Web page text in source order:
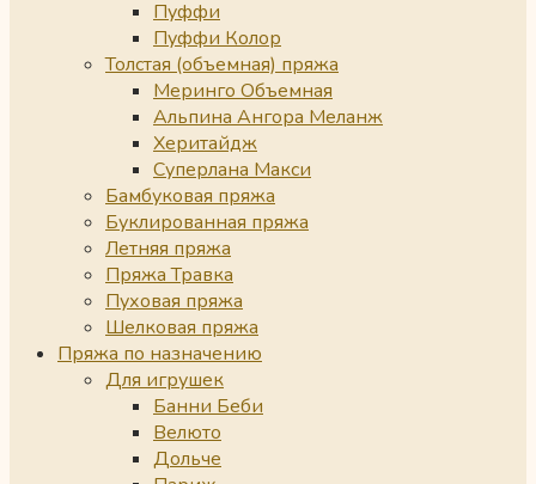
Пуффи
Пуффи Колор
Толстая (объемная) пряжа
Меринго Объемная
Альпина Ангора Меланж
Херитайдж
Суперлана Макси
Бамбуковая пряжа
Буклированная пряжа
Летняя пряжа
Пряжа Травка
Пуховая пряжа
Шелковая пряжа
Пряжа по назначению
Для игрушек
Банни Беби
Велюто
Дольче